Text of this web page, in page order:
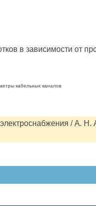
в зависимости от
кабельных каналов
/ А.